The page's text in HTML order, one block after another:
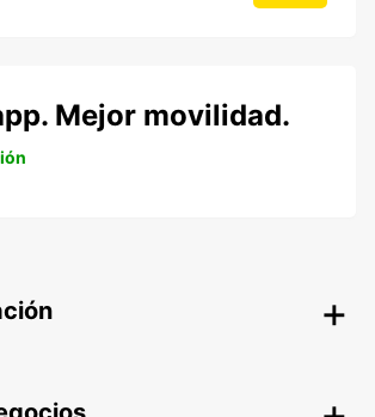
Mejor movilidad.